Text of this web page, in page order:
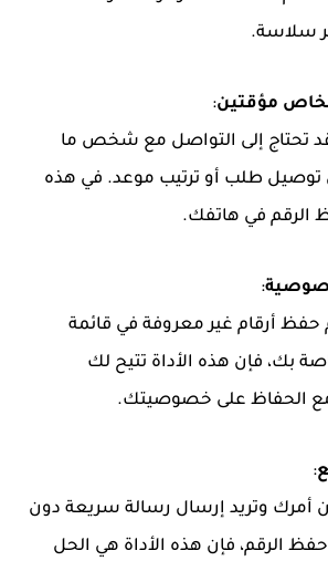
سلاسة.
:
تحتاج إلى التواصل مع شخص ما
توصيل طلب أو ترتيب موعد. في هذه
الرقم في هاتفك.
:
أرقام غير معروفة في قائمة
بك، فإن هذه الأداة تتيح لك
الحفاظ على خصوصيتك.
:
أمرك وتريد إرسال رسالة سريعة دون
الرقم، فإن هذه الأداة هي الحل